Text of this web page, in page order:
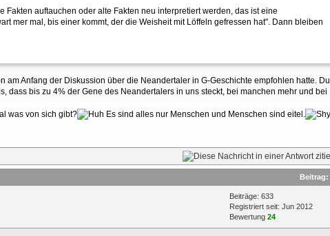
auftauchen oder alte Fakten neu interpretiert werden, das ist eine
mer mal, bis einer kommt, der die Weisheit mit Löffeln gefressen hat". Dann bleiben
Anfang der Diskussion über die Neandertaler in G-Geschichte empfohlen hatte. Du
bis zu 4% der Gene des Neandertalers in uns steckt, bei manchen mehr und bei
was von sich gibt?
Es sind alles nur Menschen und Menschen sind eitel.
Beitrag:
Beiträge: 633
Registriert seit: Jun 2012
Bewertung 24